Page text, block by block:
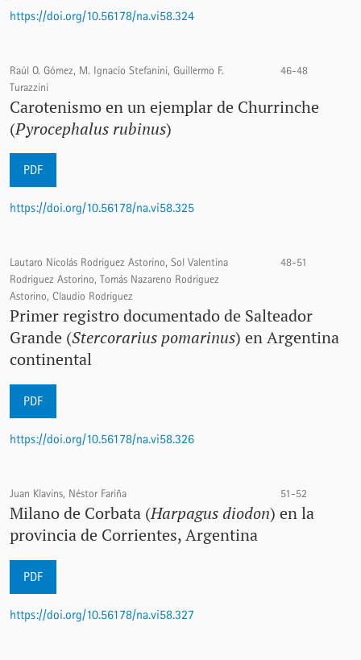
https://doi.org/10.56178/na.vi58.324
Raúl O. Gómez, M. Ignacio Stefanini, Guillermo F.
Turazzini
46-48
Carotenismo en un ejemplar de Churrinche
(Pyrocephalus rubinus)
PDF
https://doi.org/10.56178/na.vi58.325
Lautaro Nicolás Rodriguez Astorino, Sol Valentina
Rodriguez Astorino, Tomás Nazareno Rodriguez
Astorino, Claudio Rodriguez
48-51
Primer registro documentado de Salteador
Grande (Stercorarius pomarinus) en Argentina
continental
PDF
https://doi.org/10.56178/na.vi58.326
Juan Klavins, Néstor Fariña 51-52
Milano de Corbata (Harpagus diodon) en la
provincia de Corrientes, Argentina
PDF
https://doi.org/10.56178/na.vi58.327